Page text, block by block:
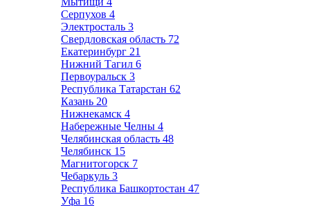
Серпухов 4
Электросталь 3
Свердловская область 72
Екатеринбург 21
Нижний Тагил 6
Первоуральск 3
Республика Татарстан 62
Казань 20
Нижнекамск 4
Набережные Челны 4
Челябинская область 48
Челябинск 15
Магнитогорск 7
Чебаркуль 3
Республика Башкортостан 47
Уфа 16